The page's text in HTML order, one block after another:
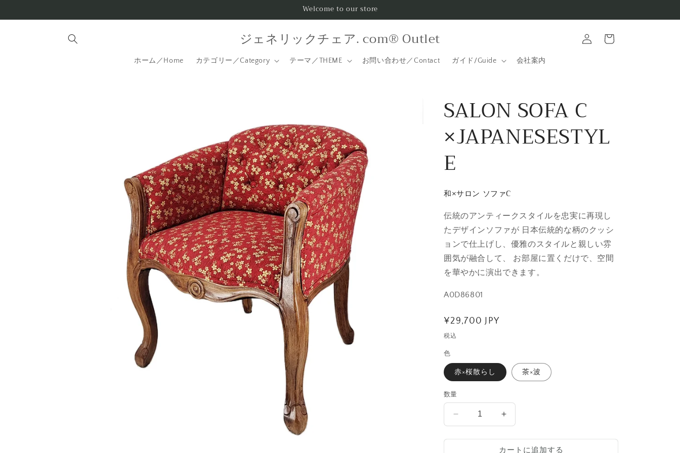
進む
Welcome to our store
ジェネリックチェア. com® Outlet
ホーム／Home カテゴリー／Category テーマ／THEME お問い合わせ／Contact ガイド/Guide 会社案内
ロ
イ
ー
SALON SOFA C
×JAPANESESTYL
E
和×サロン ソファC
伝統のアンティークスタイルを忠実に再現し
たデザインソファが 日本伝統的な柄のクッシ
ョンで仕上げし、優雅のスタイルと親しい雰
囲気が融合して、 お部屋に置くだけで、空間
を華やかに演出できます。
A0D86801
通
常
価
格
¥29,700 JPY
税込
色
赤×桜散らし 茶×波
数量
SALON
SOFA
C
×JAPANESESTYLE
SALON
SOFA
C
×JAPANESESTYLE
カートに追加する